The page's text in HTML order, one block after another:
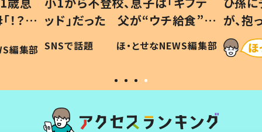
食”を
編集部
が、抱っこすると…ひ孫の反応に
「涙が出ました」「可愛くて仕方な
い」
ほ・とせなNEWS編集部